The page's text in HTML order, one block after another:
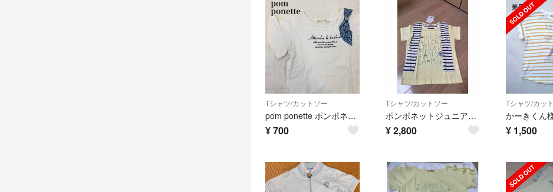
Tシャツ/カットソー
pom ponette ポンポネット フラワーリボン Tシャツ 0965B
¥700
Tシャツ/カットソー
ポンポネットジュニア Tシャツ ポンポネット メゾピアノ シャーリーテンプル
¥2,800
Tシャツ/カッ
¥ 1,500